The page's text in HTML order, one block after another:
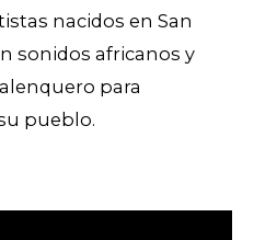
nacidos en San
sonidos africanos y
para
pueblo.